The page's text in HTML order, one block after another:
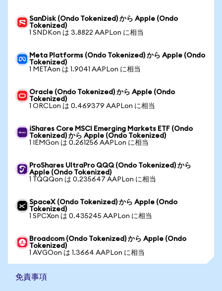
SanDisk (Ondo Tokenized) から Apple (Ondo
Tokenized)
1 SNDKon は 3.8822 AAPLon に相当
Meta Platforms (Ondo Tokenized) から Apple (Ondo
Tokenized)
1 METAon は 1.9041 AAPLon に相当
Oracle (Ondo Tokenized) から Apple (Ondo
Tokenized)
1 ORCLon は 0.469379 AAPLon に相当
iShares Core MSCI Emerging Markets ETF (Ondo
Tokenized) から Apple (Ondo Tokenized)
1 IEMGon は 0.261256 AAPLon に相当
ProShares UltraPro QQQ (Ondo Tokenized) から
Apple (Ondo Tokenized)
1 TQQQon は 0.235647 AAPLon に相当
SpaceX (Ondo Tokenized) から Apple (Ondo
Tokenized)
1 SPCXon は 0.435245 AAPLon に相当
Broadcom (Ondo Tokenized) から Apple (Ondo
Tokenized)
1 AVGOon は 1.3664 AAPLon に相当
免責事項